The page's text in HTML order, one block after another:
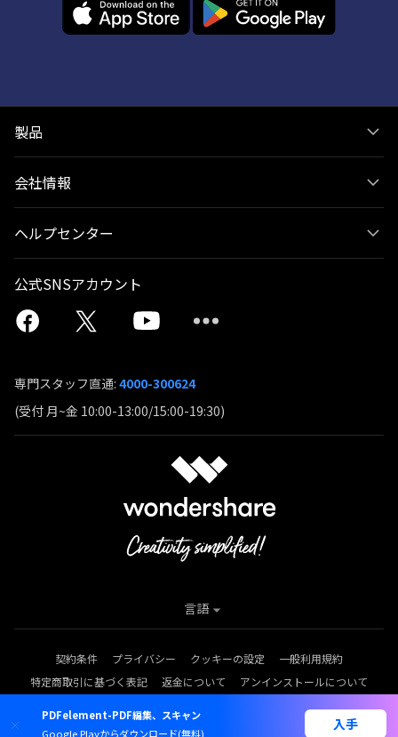
PDFelement-PDF編集、スキャン
Google Playからダウンロード(無料)
入手
製品
会社情報
ヘルプセンター
公式SNSアカウント
専門スタッフ直通: 4000-300624
(受付 月~金 10:00-13:00/15:00-19:30)
契約条件 プライバシー クッキーの設定
一般利用規約
特定商取引に基づく表記
返金について
アンインストールについて
Copyright © 2026Wondershare. All rights reserved.
言語